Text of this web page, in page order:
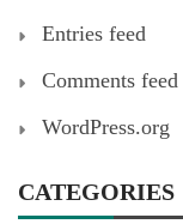
Entries feed
Comments feed
WordPress.org
CATEGORIES